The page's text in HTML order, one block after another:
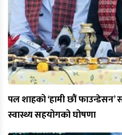
पल शाहको ‘हामी छौं फाउन्डेसन’
स्वास्थ्य सहयोगको घोषणा